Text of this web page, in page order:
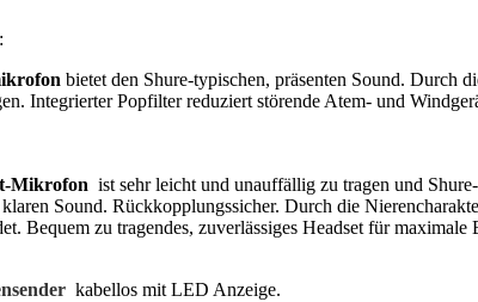
bietet den Shure-typischen, präsenten Sound. Durch
Integrierter Popfilter reduziert störende Atem- und
Mikrofon ist sehr leicht und unauffällig zu tragen und
Sound. Rückkopplungssicher. Durch die
Bequem zu tragendes, zuverlässiges Headset für maximale
kabellos mit LED Anzeige.